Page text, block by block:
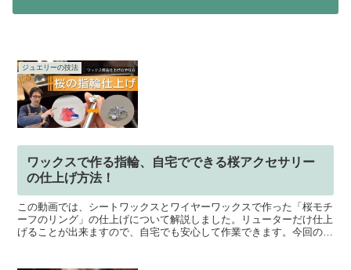
ジュエリーの技法
ワックスで作る指輪、自宅でできる桜アクセサリー
の仕上げ方法！
この動画では、シートワックスとワイヤーワックスで作った「桜モチ
ーフのリング」の仕上げについて解説しました。リューターだけ仕上
げることが出来ますので、自宅でも安心して作業できます。今回の動